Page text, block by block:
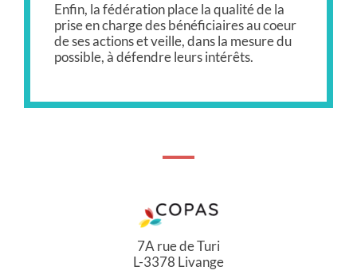
Enfin, la fédération place la qualité de la
prise en charge des bénéficiaires au coeur
de ses actions et veille, dans la mesure du
possible, à défendre leurs intérêts.
7A rue de Turi
L-3378 Livange